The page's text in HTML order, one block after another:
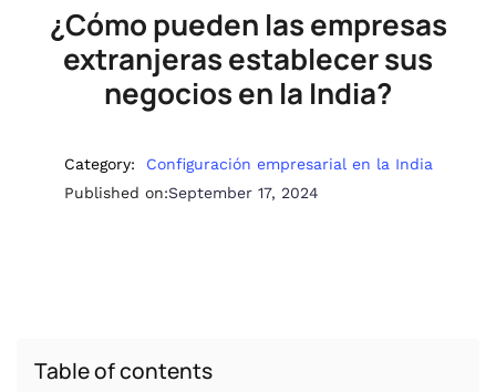
¿Cómo pueden las empresas
extranjeras establecer sus
negocios en la India?
Category:
Configuración empresarial en la India
Published on:September 17, 2024
Table of contents